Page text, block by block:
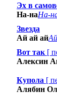
Эх в
На-наНа-
Звезда
Ай ай ай
Вот так [
Алексин
Купола [
Алябин